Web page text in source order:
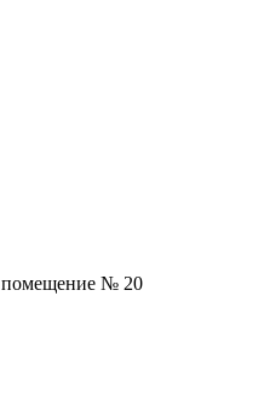
помещение № 20